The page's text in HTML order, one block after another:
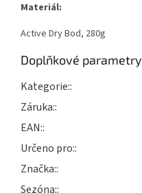
Materiál:
Active Dry Bod, 280g
Doplňkové parametry
Kategorie:
Záruka:
EAN:
Určeno pro:
Značka:
Sezóna: